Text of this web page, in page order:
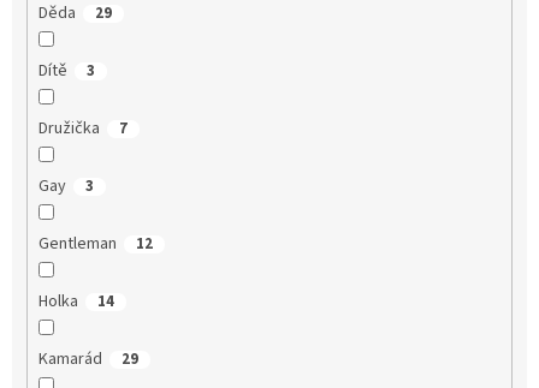
Děda 29
Dítě 3
Družička 7
Gay 3
Gentleman 12
Holka 14
Kamarád 29